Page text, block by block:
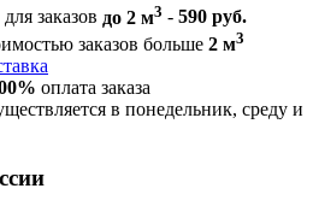
заказов до 2 м3 - 590 руб.
заказов больше 2 м3
оплата заказа
в понедельник, среду и